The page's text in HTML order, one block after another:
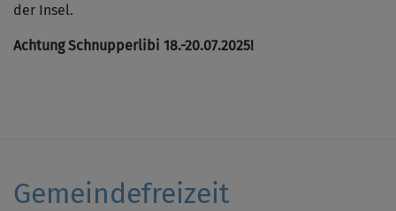
der Insel.
Achtung Schnupperlibi 18.-20.07.2025!
Gemeindefreizeit